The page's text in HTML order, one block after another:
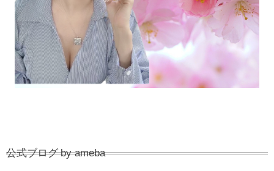
公式ブログ by ameba